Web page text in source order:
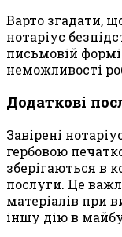
Варто згадати,
нотаріус
письмовій
неможливості
Додаткові
Завірені
гербовою
зберігаються в
послуги. Це
матеріалів при
іншу дію в